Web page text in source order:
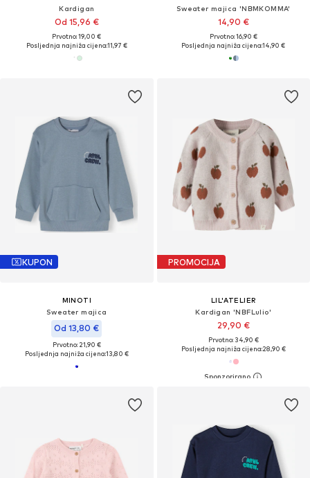
Kardigan
Od 15,96 €
Prvotno: 19,00 €
Posljednja najniža cijena:11,97 €
Sweater majica 'NBMKOMMA'
14,90 €
Prvotno: 16,90 €
Posljednja najniža cijena:14,90 €
KUPON
MINOTI
Sweater majica
Od 13,80 €
Prvotno: 21,90 €
Posljednja najniža cijena:13,80 €
PROMOCIJA
LIL'ATELIER
Kardigan 'NBFLulio'
29,90 €
Prvotno: 34,90 €
Posljednja najniža cijena:28,90 €